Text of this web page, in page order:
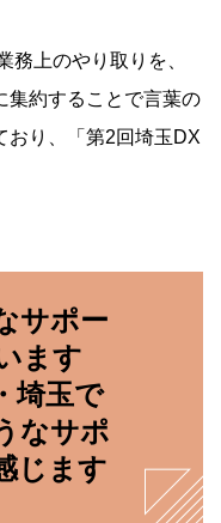
務上のやり取りを、
集約することで言葉の
おり、「第2回埼玉DX
サポー
ます
埼玉で
なサポ
じます